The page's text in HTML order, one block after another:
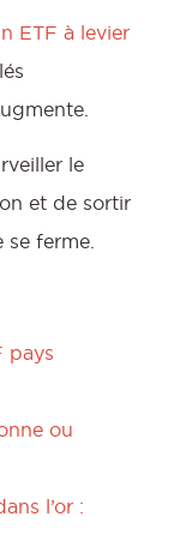
ETF à levier
le
et de sortir
ferme.
pays
ou
l’or :